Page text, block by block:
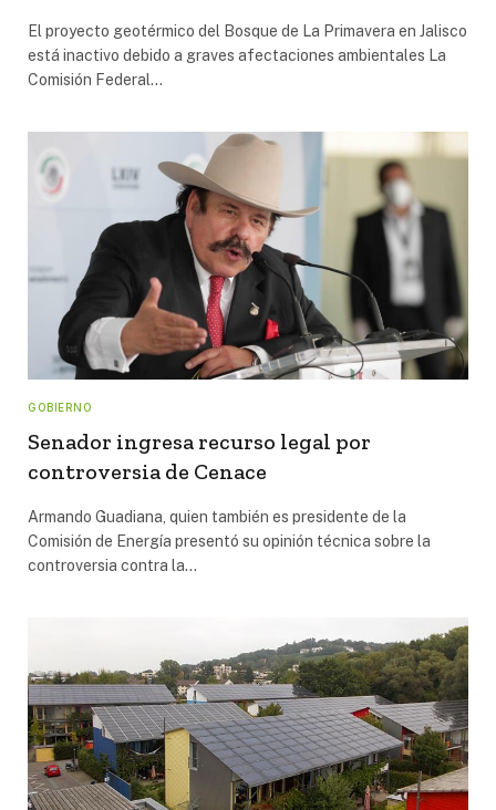
El proyecto geotérmico del Bosque de La Primavera en Jalisco
está inactivo debido a graves afectaciones ambientales La
Comisión Federal…
GOBIERNO
Senador ingresa recurso legal por
controversia de Cenace
Armando Guadiana, quien también es presidente de la
Comisión de Energía presentó su opinión técnica sobre la
controversia contra la…